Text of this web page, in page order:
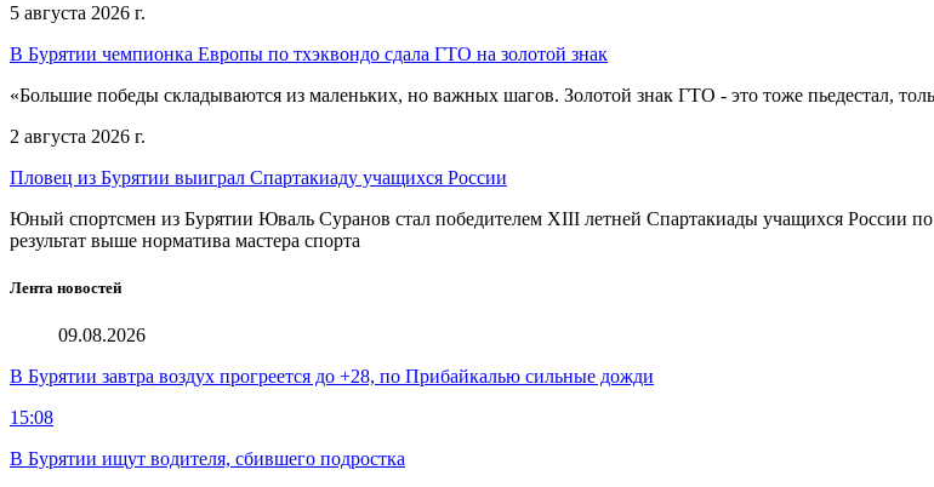
5 августа 2026 г.
В Бурятии чемпионка Европы по тхэквондо сдала ГТО на золотой знак
«Большие победы складываются из маленьких, но важных шагов. Золотой знак ГТО - это тоже пьедестал,
2 августа 2026 г.
Пловец из Бурятии выиграл Спартакиаду учащихся России
Юный спортсмен из Бурятии Юваль Суранов стал победителем XIII летней Спартакиады учащихся России
результат выше норматива мастера спорта
Лента новостей
09.08.2026
В Бурятии завтра воздух прогреется до +28, по Прибайкалью сильные дожди
15:08
В Бурятии ищут водителя, сбившего подростка